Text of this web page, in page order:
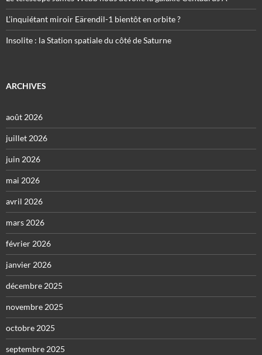
L’inquiétant miroir Eärendil-1 bientôt en orbite ?
Insolite : la Station spatiale du côté de Saturne
ARCHIVES
août 2026
juillet 2026
juin 2026
mai 2026
avril 2026
mars 2026
février 2026
janvier 2026
décembre 2025
novembre 2025
octobre 2025
septembre 2025